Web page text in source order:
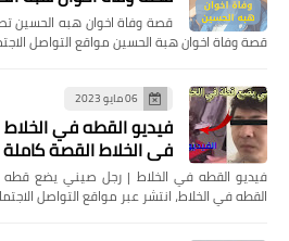
قصة وفاة اخوان هبه الحسين
قصة وفاة اخوان هبة الحسين مواقع التواصل
06 مايو 2023
فيديو القطه في
في الخلاط القصة كاملة
فيديو القطه في الخلاط | رجل صيني يضع قطه
القطه في الخلاط، انتشر عبر مواقع التواصل